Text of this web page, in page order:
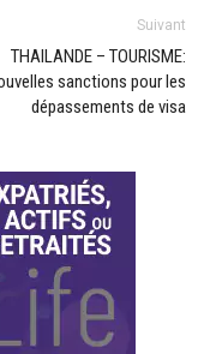
Suivant
THAILANDE – TOURISME:
sanctions pour les
dépassements de visa